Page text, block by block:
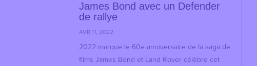
James Bond avec un Defender
de rallye
AVR 11, 2022
2022 marque le 60e anniversaire de la saga de
films James Bond et Land Rover célèbre cet